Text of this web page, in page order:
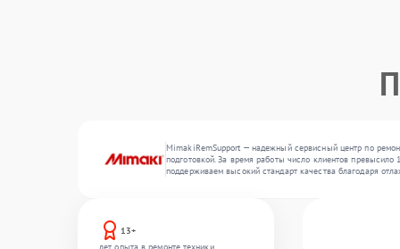
MimakiRemSupport — надежный сервисный центр по
подготовкой. За время работы число клиентов
поддерживаем высокий стандарт качества благодаря
13+